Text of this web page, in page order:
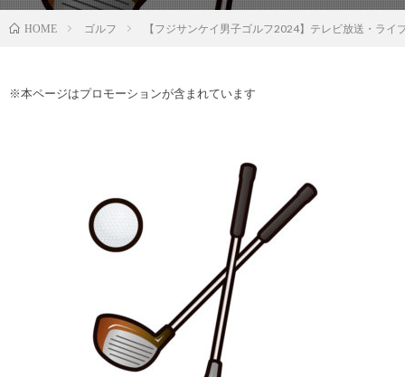
HOME ゴルフ 【フジサンケイ男子ゴルフ2024】テレビ放送・ライ
※本ページはプロモーションが含まれています